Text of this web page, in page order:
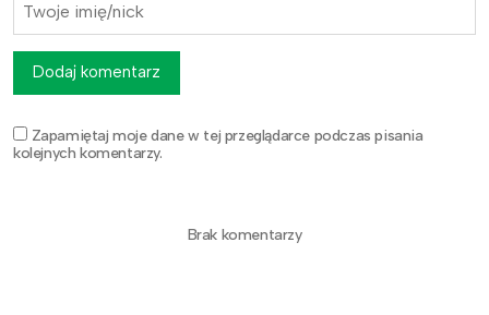
Zapamiętaj moje dane w tej przeglądarce podczas pisania
kolejnych komentarzy.
Dodaj komentarz
Brak komentarzy